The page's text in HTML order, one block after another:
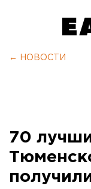
← НОВОСТИ
70